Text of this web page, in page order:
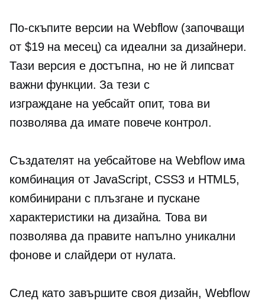
По-скъпите версии на Webflow (започващи
от $19 на месец) са идеални за дизайнери.
Тази версия е достъпна, но не й липсват
важни функции. За тези с
изграждане на уебсайтопит, това ви
позволява да имате повече контрол.
Създателят на уебсайтове на Webflow има
комбинация от JavaScript, CSS3 и HTML5,
комбинирани с плъзгане и пускане
характеристики на дизайна. Това ви
позволява да правите напълно уникални
фонове и слайдери от нулата.
След като завършите своя дизайн, Webflow